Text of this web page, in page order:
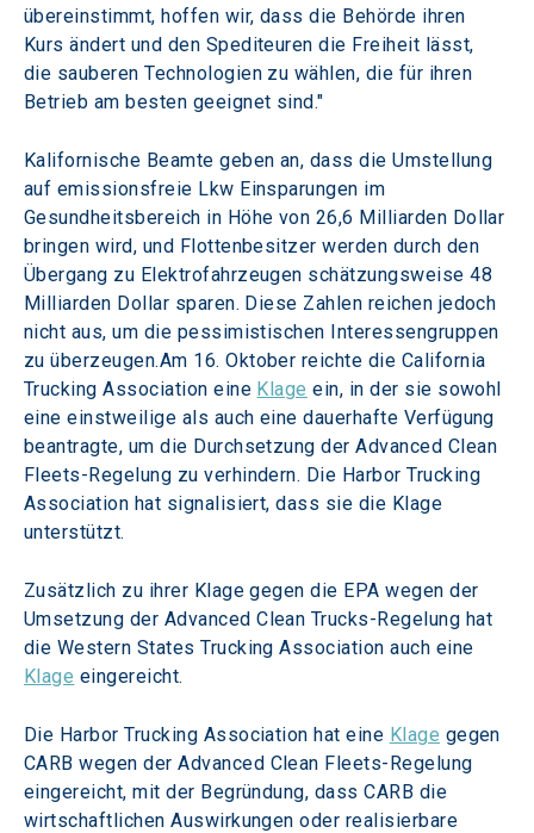
übereinstimmt, hoffen wir, dass die Behörde ihren
Kurs ändert und den Spediteuren die Freiheit lässt,
die sauberen Technologien zu wählen, die für ihren
Betrieb am besten geeignet sind."
Kalifornische Beamte geben an, dass die Umstellung
auf emissionsfreie Lkw Einsparungen im
Gesundheitsbereich in Höhe von 26,6 Milliarden Dollar
bringen wird, und Flottenbesitzer werden durch den
Übergang zu Elektrofahrzeugen schätzungsweise 48
Milliarden Dollar sparen. Diese Zahlen reichen jedoch
nicht aus, um die pessimistischen Interessengruppen
zu überzeugen.Am 16. Oktober reichte die California
Trucking Association eine Klage ein, in der sie sowohl
eine einstweilige als auch eine dauerhafte Verfügung
beantragte, um die Durchsetzung der Advanced Clean
Fleets-Regelung zu verhindern. Die Harbor Trucking
Association hat signalisiert, dass sie die Klage
unterstützt.
Zusätzlich zu ihrer Klage gegen die EPA wegen der
Umsetzung der Advanced Clean Trucks-Regelung hat
die Western States Trucking Association auch eine
Klage eingereicht.
Die Harbor Trucking Association hat eine Klage gegen
CARB wegen der Advanced Clean Fleets-Regelung
eingereicht, mit der Begründung, dass CARB die
wirtschaftlichen Auswirkungen oder realisierbare